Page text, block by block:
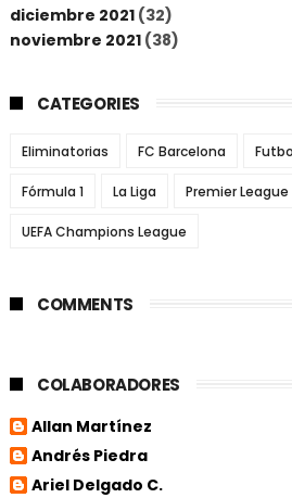
diciembre 2021(32)
noviembre 2021(38)
CATEGORIES
Eliminatorias FC Barcelona
Fórmula 1 La Liga Premier League
UEFA Champions League
COMMENTS
COLABORADORES
Allan Martínez
Andrés Piedra
Ariel Delgado C.